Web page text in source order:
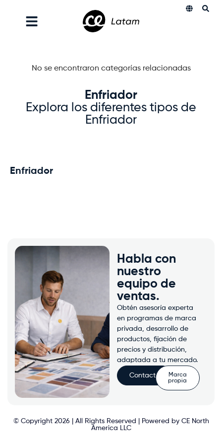
No se encontraron categorías relacionadas
Enfriador
Explora los diferentes tipos de
Enfriador
Enfriador
Habla con
nuestro
equipo de
ventas.
Obtén asesoría experta
en programas de marca
privada, desarrollo de
productos, fijación de
precios y distribución,
adaptada a tu mercado.
Contacto
Marca
propia
© Copyright 2026 | All Rights Reserved | Powered by CE North
America LLC